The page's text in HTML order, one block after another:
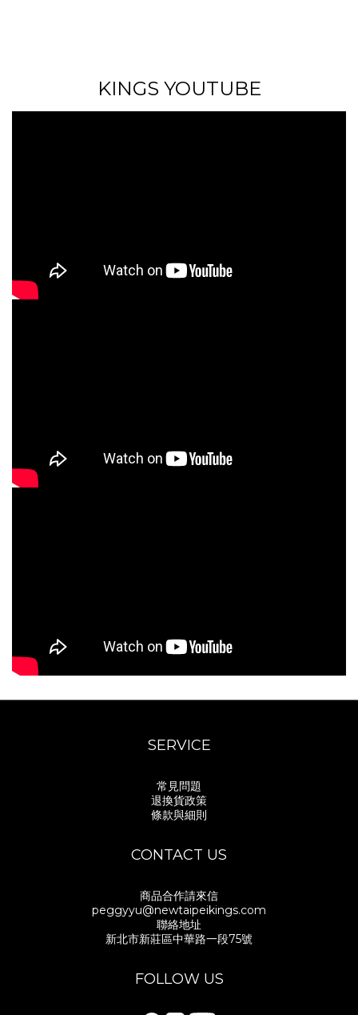
KINGS YOUTUBE
SERVICE
常見問題
退換貨政策
條款與細則
CONTACT US
商品合作請來信
peggyyu@newtaipeikings.com
聯絡地址
新北市新莊區中華路一段75號
FOLLOW US